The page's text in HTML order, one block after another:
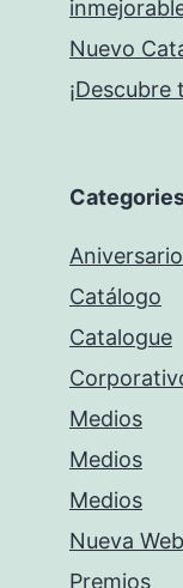
Nuevo
Aniversario
Catálogo
Catalogue
Medios
Medios
Medios
Nueva Web
Premios